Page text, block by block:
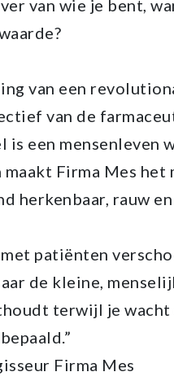
van wie je bent,
van een
van de
is een mensenleven
Firma Mes
herkenbaar, rauw
patiënten
de kleine,
terwijl je
Firma Mes